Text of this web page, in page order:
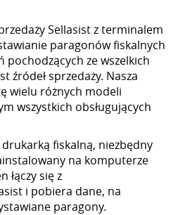
Sellasist z terminalem
paragonów fiskalnych
pochodzących ze wszelkich
źródeł sprzedaży. Nasza
wielu różnych modeli
wszystkich obsługujących
fiskalną, niezbędny
na komputerze
łączy się z
i pobiera dane, na
paragony.